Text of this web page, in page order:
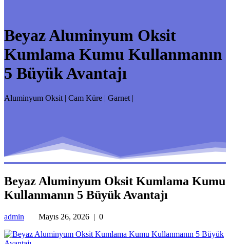
Beyaz Aluminyum Oksit
Kumlama Kumu Kullanmanın
5 Büyük Avantajı
Aluminyum Oksit | Cam Küre | Garnet |
Beyaz Aluminyum Oksit Kumlama Kumu
Kullanmanın 5 Büyük Avantajı
admin Mayıs 26, 2026 | 0